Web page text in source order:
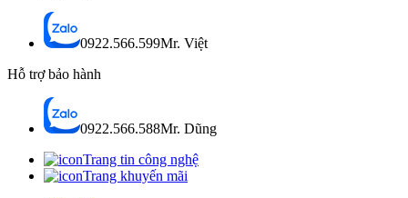
0922.566.599Mr. Việt
Hỗ trợ bảo hành
0922.566.588Mr. Dũng
Trang tin công nghệ
Trang khuyến mãi